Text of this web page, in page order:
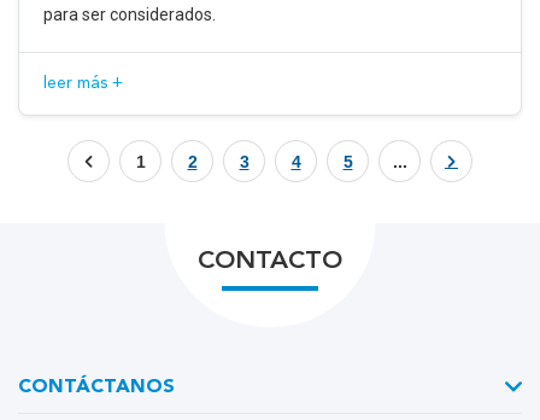
para ser considerados.
leer más +
1 2 3 4 5 ...
CONTACTO
CONTÁCTANOS